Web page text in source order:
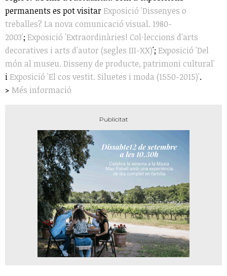
permanents es pot visitarExposició 'Dissenyes o
treballes? La nova comunicació visual. 1980-
2003';Exposició 'Extraordinàries! Col·leccions d'arts
decoratives i arts d'autor (segles III-XX)';Exposició 'Del
món al museu. Disseny de producte, patrimoni cultural'
iExposició 'El cos vestit. Siluetes i moda (1550-2015)'.
> Més informació